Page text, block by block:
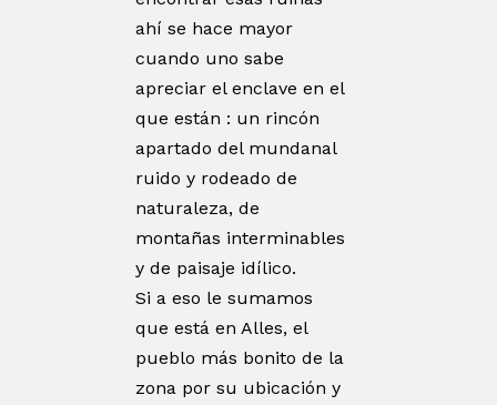
ahí se hace mayor
cuando uno sabe
apreciar el enclave en el
que están : un rincón
apartado del mundanal
ruido y rodeado de
naturaleza, de
montañas interminables
y de paisaje idílico.
Si a eso le sumamos
que está en Alles, el
pueblo más bonito de la
zona por su ubicación y